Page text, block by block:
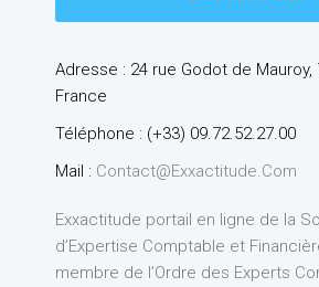
Adresse : 24 rue Godot de Mauroy,
France
Téléphone : (+33) 09.72.52.27.00
Mail : Contact@exxactitude.com
Exxactitude portail en ligne de la
d’Expertise Comptable et
membre de l’Ordre des Experts